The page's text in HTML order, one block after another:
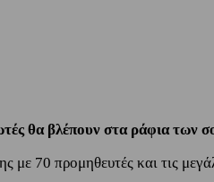
θα βλέπουν στα ράφια των
με 70 προμηθευτές και τις